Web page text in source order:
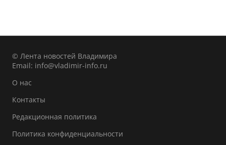
© Лента новостей Владимира
Email: info@vladimir-info.ru
О нас
Контакты
Редакционная политика
Политика конфиденциальности